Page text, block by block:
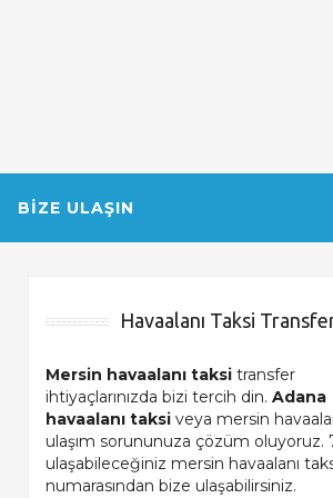
BIZE ULAŞIN
Havaalanı Taksi
Mersin havaalanı taksi transfer
ihtiyaçlarınızda bizi tercih din. Adana
havaalanı taksi veya mersin
ulaşım sorununuza çözüm oluyoruz.
ulaşabileceğiniz mersin havaalanı
numarasından bize ulaşabilirsiniz.